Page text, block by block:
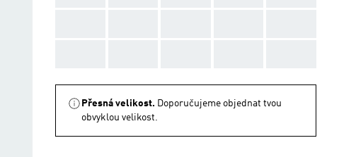
Přesná velikost. Doporučujeme objednat tvou
obvyklou velikost.